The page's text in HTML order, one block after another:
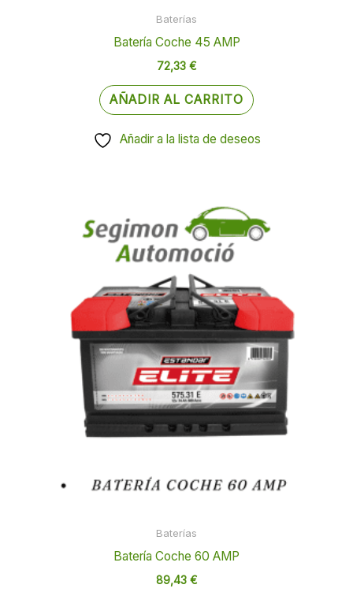
Baterías
Batería Coche 45 AMP
72,33 €
AÑADIR AL CARRITO
Añadir a la lista de deseos
Baterías
Batería Coche 60 AMP
89,43 €